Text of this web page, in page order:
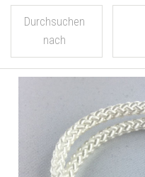
Durchsuchen
nach